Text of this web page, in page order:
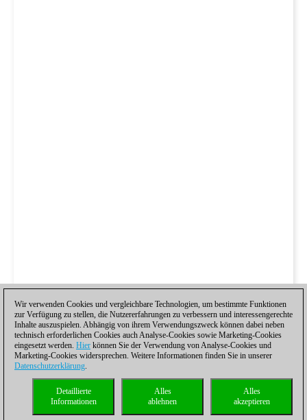
Wir verwenden Cookies und vergleichbare Technologien, um bestimmte Funktionen
zur Verfügung zu stellen, die Nutzererfahrungen zu verbessern und interessengerechte
Inhalte auszuspielen. Abhängig von ihrem Verwendungszweck können dabei neben
technisch erforderlichen Cookies auch Analyse-Cookies sowie Marketing-Cookies
eingesetzt werden. Hier können Sie der Verwendung von Analyse-Cookies und
Marketing-Cookies widersprechen. Weitere Informationen finden Sie in unserer
Datenschutzerklärung.
Alles
akzeptieren
Alles
ablehnen
Detaillierte
Informationen